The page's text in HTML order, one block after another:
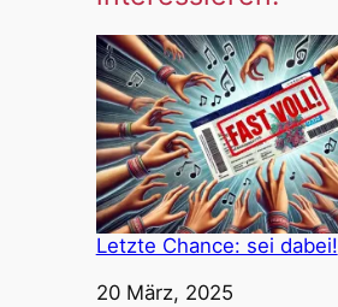
Letzte Chance: sei dabei!
Datum
20 März, 2025